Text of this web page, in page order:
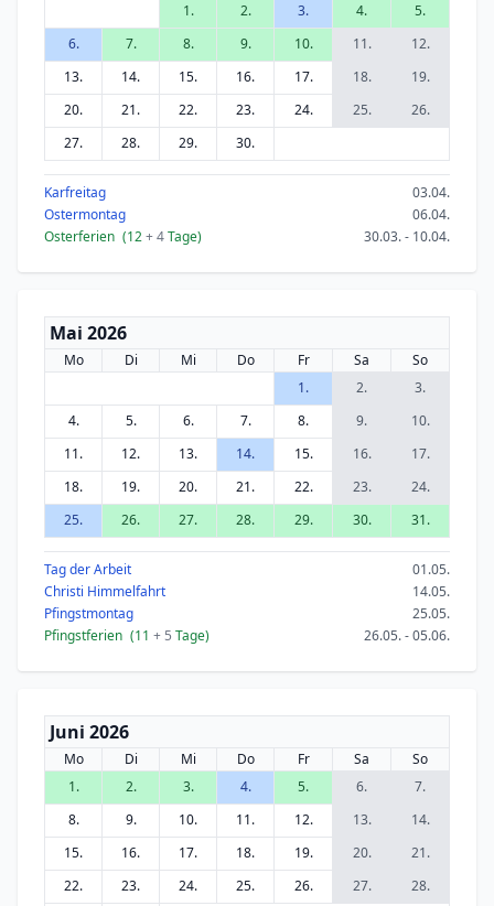
1.
2. 3. 4.
5.
6.
7. 8. 9. 10. 11.
12.
13.
14. 15. 16. 17. 18.
19.
20.
21. 22. 23. 24. 25.
26.
27.
28. 29. 30.
Karfreitag
03.04.
Ostermontag
06.04.
Osterferien (12+ 4Tage) 30.03. - 10.04.
Mai 2026
Mo Di Mi Do Fr Sa
So
1.
2.
3.
4.
5. 6. 7. 8. 9.
10.
11.
12. 13. 14. 15. 16.
17.
18.
19. 20. 21. 22. 23.
24.
25.
26. 27. 28. 29. 30. 31.
Tag der Arbeit
01.05.
Christi Himmelfahrt
14.05.
Pfingstmontag
25.05.
Pfingstferien (11 + 5 Tage) 26.05. - 05.06.
Juni 2026
Mo Di Mi Do Fr Sa
So
1.
2. 3. 4. 5. 6.
7.
8.
9. 10. 11. 12. 13.
14.
15.
16. 17. 18. 19. 20.
21.
22.
23. 24. 25. 26. 27. 28.